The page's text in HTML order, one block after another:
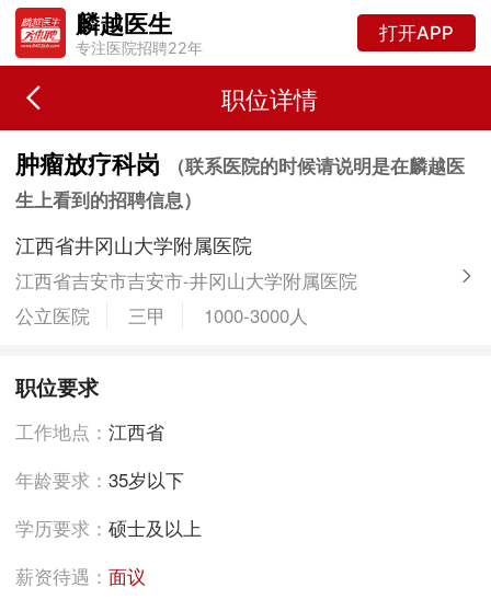
麟越医生
专注医院招聘22年
打开APP
职位详情
肿瘤放疗科岗
（联系医院的时候请说明是在麟越医
生上看到的招聘信息）
江西省井冈山大学附属医院
江西省吉安市吉安市-井冈山大学附属医院
公立医院
三甲 1000-3000人
职位要求
工作地点：江西省
年龄要求：35岁以下
学历要求：硕士及以上
薪资待遇：面议